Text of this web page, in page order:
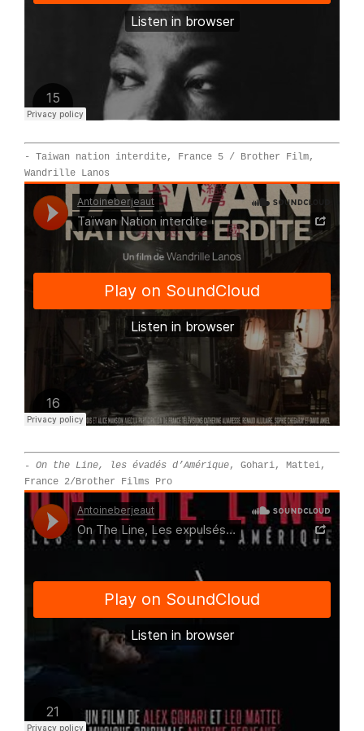
- Taiwan nation interdite, France 5 / Brother Film,
Wandrille Lanos
- On the Line, les évadés d’Amérique, Gohari, Mattei,
France 2/Brother Films Pro